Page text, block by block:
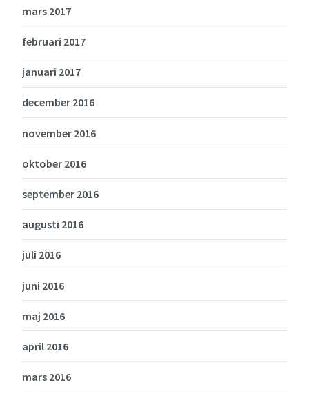
mars 2017
februari 2017
januari 2017
december 2016
november 2016
oktober 2016
september 2016
augusti 2016
juli 2016
juni 2016
maj 2016
april 2016
mars 2016